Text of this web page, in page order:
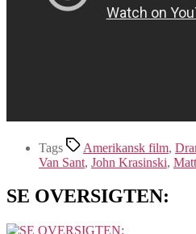
Tags Amerikansk film,
Van Sant, John Krasinski,
SE OVERSIGTEN: